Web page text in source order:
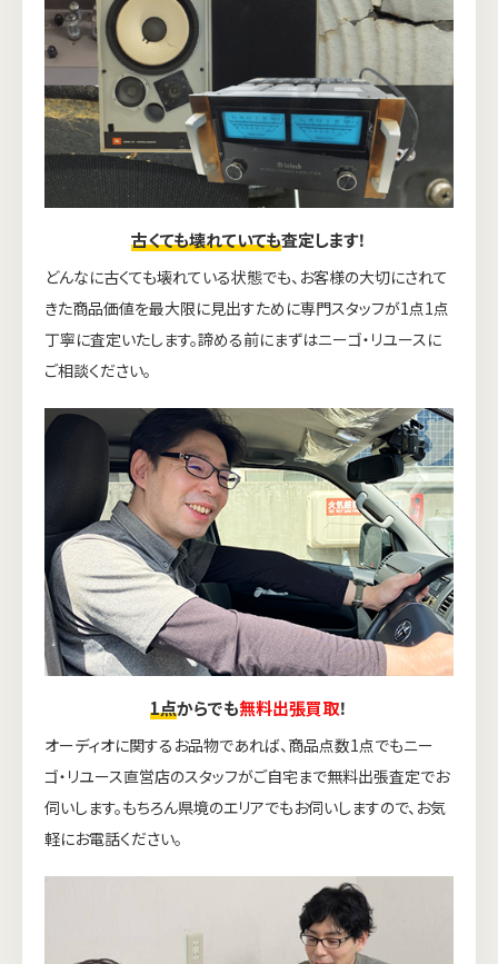
古くても壊れていても査定します！
どんなに古くても壊れている状態でも、お客様の大切にされて
きた商品価値を最大限に見出すために専門スタッフが1点1点
丁寧に査定いたします。諦める前にまずはニーゴ・リユースに
ご相談ください。
1点からでも無料出張買取！
オーディオに関するお品物であれば、商品点数1点でもニー
ゴ・リユース直営店のスタッフがご自宅まで無料出張査定でお
伺いします。もちろん県境のエリアでもお伺いしますので、お気
軽にお電話ください。